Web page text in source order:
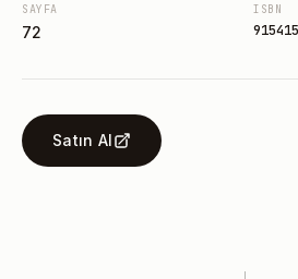
SAYFA
72
ISBN
Satın Al